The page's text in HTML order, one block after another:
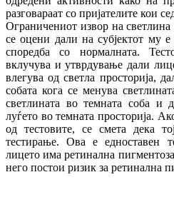
разговараат со пријателите кои
Ограничениот извор на
се оцени дали на субјектот му
споредба со нормалната.
вклучува и утврдување дали
влегува од светла просторија,
собата кога се менува
светлината во темната соба
луѓето во темната просторија.
од тестовите, се смета дека
тестирање. Ова е едноставен
лицето има ретинална
него постои ризик за ретинална